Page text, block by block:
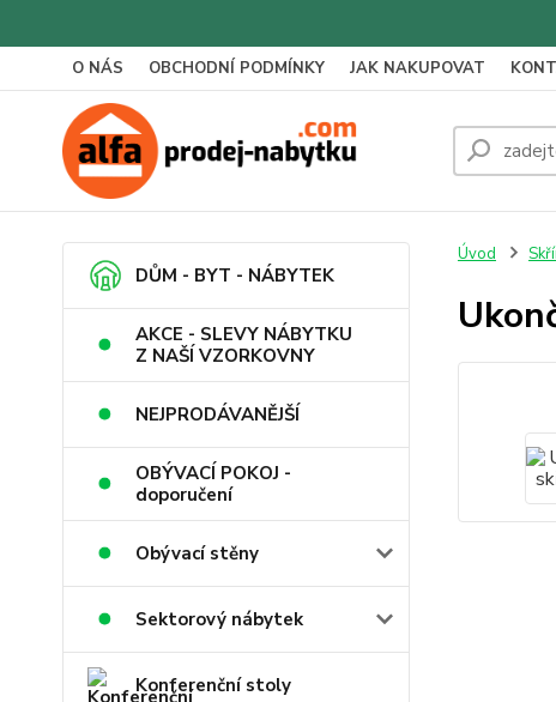
O NÁS OBCHODNÍ PODMÍNKY JAK NAKUPOVAT
DŮM - BYT - NÁBYTEK
AKCE - SLEVY NÁBYTKU
Z NAŠÍ VZORKOVNY
NEJPRODÁVANĚJŠÍ
OBÝVACÍ POKOJ -
doporučení
Obývací stěny
Sektorový nábytek
Konferenční stoly
Úvod